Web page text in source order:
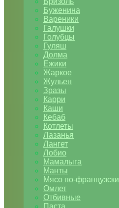
Буженина
Вареники
Галушки
Голубцы
Гуляш
Долма
Ежики
Жаркое
Жульен
Зразы
Карри
Каши
Кебаб
Котлеты
Лазанья
Лангет
Лобио
Мамалыга
Манты
Мясо по-французски
Омлет
Отбивные
Паста